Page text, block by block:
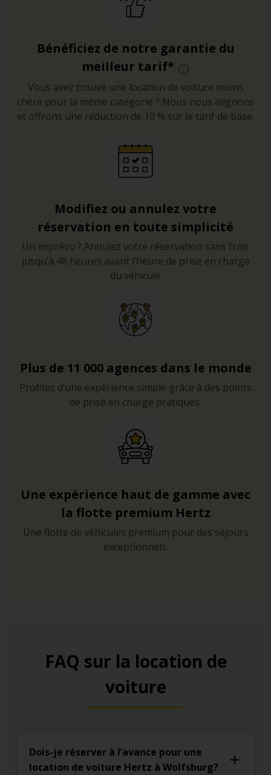
Bénéficiez de notre garantie du
meilleur tarif*
Vous avez trouvé une location de voiture moins
chère pour la même catégorie ? Nous nous alignons
et offrons une réduction de 10 % sur le tarif de base.
Modifiez ou annulez votre
réservation en toute simplicité
Un imprévu ? Annulez votre réservation sans frais
jusqu’à 48 heures avant l’heure de prise en charge
du véhicule
Plus de 11 000 agences dans le monde
Profitez d’une expérience simple grâce à des points
de prise en charge pratiques.
Une expérience haut de gamme avec
la flotte premium Hertz
Une flotte de véhicules premium pour des séjours
exceptionnels.
FAQ sur la location de
voiture
Dois-je réserver à l’avance pour une
location de voiture Hertz à Wolfsburg?